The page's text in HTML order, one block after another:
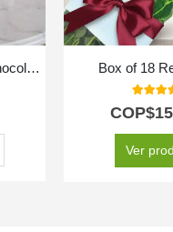
Bouquet of Roses and Chocolates Box of 18
5.00
COP$
Ver